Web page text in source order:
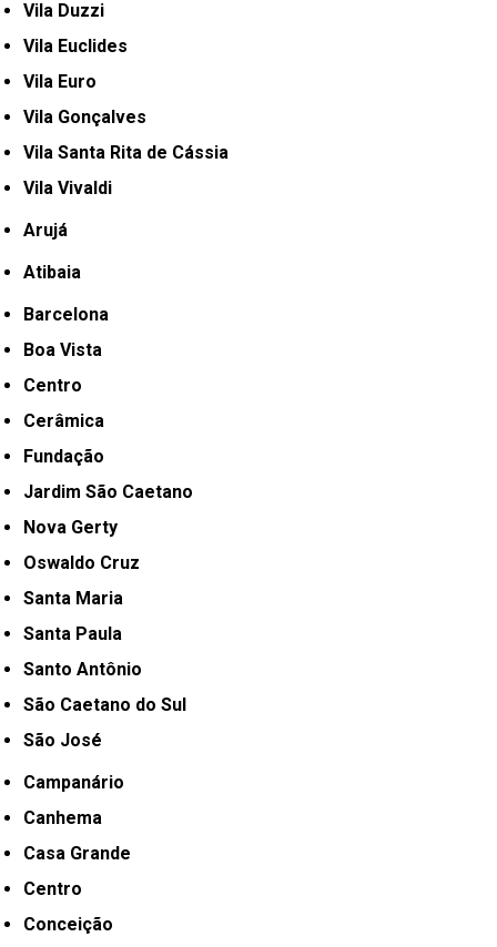
Vila Duzzi
Vila Euclides
Vila Euro
Vila Gonçalves
Vila Santa Rita de Cássia
Vila Vivaldi
Arujá
Atibaia
Barcelona
Boa Vista
Centro
Cerâmica
Fundação
Jardim São Caetano
Nova Gerty
Oswaldo Cruz
Santa Maria
Santa Paula
Santo Antônio
São Caetano do Sul
São José
Campanário
Canhema
Casa Grande
Centro
Conceição